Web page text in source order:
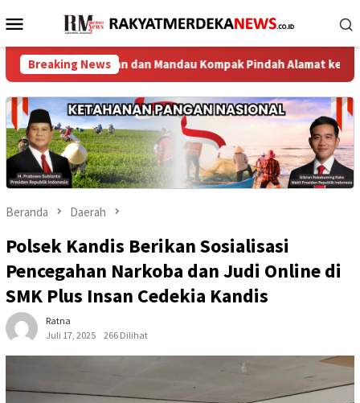
ke
Menu
Mobile
Breaking News
dan Mandau Kompak Pindah Alamat ke Sel Polsek
Beranda Daerah
Polsek Kandis Berikan Sosialisasi
Pencegahan Narkoba dan Judi Online di
SMK Plus Insan Cedekia Kandis
Ratna
Juli 17, 2025
266 Dilihat